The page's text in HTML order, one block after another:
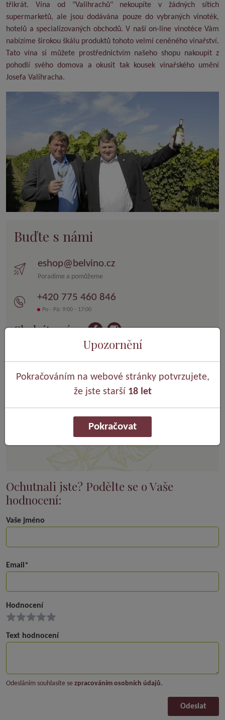
třikrát. Vína od "Valihrachů" nekoupíte v žádných sítích
supermarketů, ale jsou dodávána pouze do vybraných vinoték,
hotelů a specializovaných obchodů. V naší on-line vinotéce Vám
nabízíme širokou škálu produktů tohoto velmi ceněného vinařství.
Tato vína si můžete prostřednictvím našeho shopu nakoupit z
pohodlí svého domova a okusit tak kousek vinařského umění
Josefa Valihracha.
Buďte s námi
eshop@belvino.cz
Poradíme a pomůžeme
+420 775 460 846
Po - Pá: 9:00 - 17:00
Sledujte nás:
Staňte se Belvinařem a odemkněte
nižší ceny!
Se zákaznickým účtem Belvino získáte speciální nabídky šité
na míru Vašim chutím.
Chci si vytvořit účet
Ochutnali jste? Podělte se o Vaše
hodnocení:
Vaše jméno
Email*
Hodnocení
Text hodnocení
Odesláním souhlasíte se zpracováním osobních údajů.
Odeslat
Upozornění
Pokračováním na webové stránky potvrzujete,
že jste starší 18 let
Pokračovat